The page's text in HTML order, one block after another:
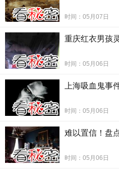
时间：05月07日
重庆红衣男孩
时间：05月06日
上海吸血鬼事
时间：05月06日
难以置信！盘
时间：05月06日